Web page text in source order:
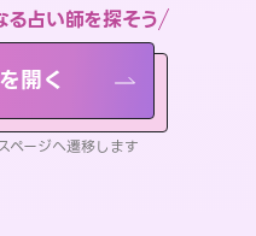
る占い師を探そう
開く
ージへ遷移します